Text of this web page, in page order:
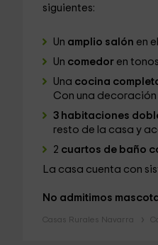
siguientes:
Un amplio salón en
Un comedor en
Una cocina
Con una decoración
3 habitaciones
resto de la casa y
2 cuartos de baño
La casa cuenta con
No admitimos
Casas Rurales Navarra